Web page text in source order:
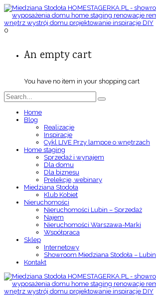
0
An empty cart
You have no item in your shopping cart
Home
Blog
Realizacje
Inspiracje
Cykl LIVE Przy lampce o wnętrzach
Home staging
Sprzedaż i wynajem
Dla domu
Dla biznesu
Prelekcje, webinary
Miedziana Stodoła
Klub Kobiet
Nieruchomości
Nieruchomości Lubin – Sprzedaż
Najem
Nieruchomości Warszawa-Marki
Współpraca
Sklep
Internetowy
Showroom Miedziana Stodoła – Lubin
Kontakt